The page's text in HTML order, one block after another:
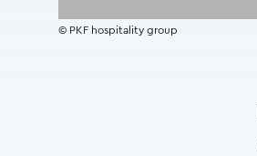
© PKF hospitality group